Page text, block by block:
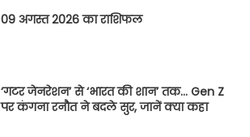
09 अगस्त 2026 का राशिफल
‘गटर जेनरेशन’ से ‘भारत की शान’ तक… Gen Z
पर कंगना रनौत ने बदले सुर, जानें क्या कहा